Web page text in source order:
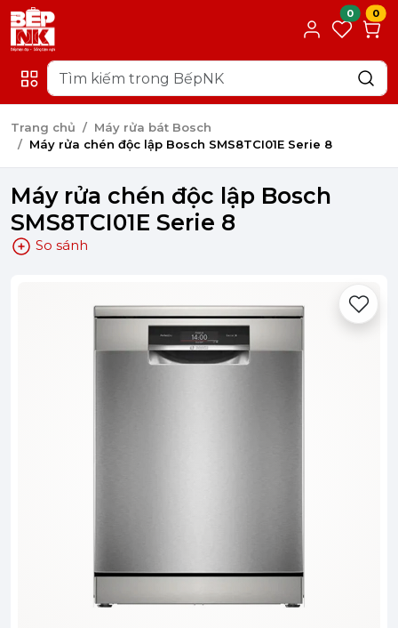
0 0
Trang chủ
Máy rửa bát Bosch
Máy rửa chén độc lập Bosch SMS8TCI01E Serie 8
Máy rửa chén độc lập Bosch
SMS8TCI01E Serie 8
So sánh